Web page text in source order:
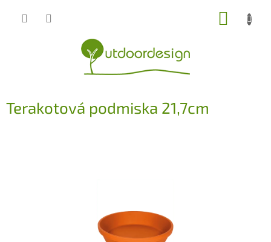
Terakotová podmiska 21,7cm